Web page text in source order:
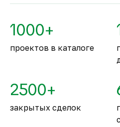
По уровню
занимают второе
1000+
проектов в каталоге
2500+
закрытых сделок